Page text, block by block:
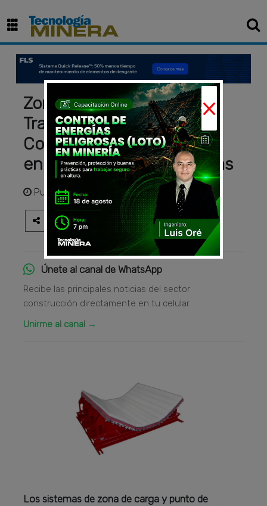
Zona de Carga y Punto de
Transferencia ASGCO –
Control Total de Derrames
en Bandas Transportadoras
Publicadohace 9 meses
Únete al canal de WhatsApp
Recibe las principales noticias del sector
construcción directamente en tu celular.
Unirme al canal →
Los sistemas de zona de carga y punto de
×